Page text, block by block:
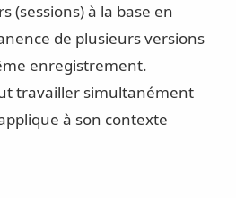
(sessions) à la base en
de plusieurs versions
enregistrement.
travailler simultanément
à son contexte